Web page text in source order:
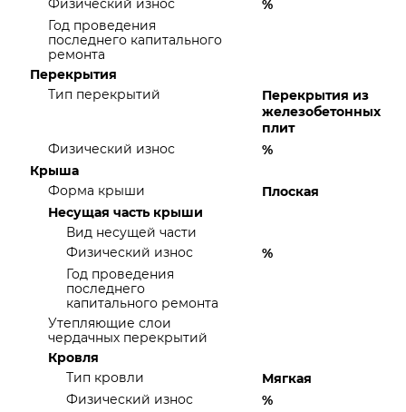
Физический износ
%
Год проведения
последнего капитального
ремонта
Перекрытия
Тип перекрытий
Перекрытия из
железобетонных
плит
Физический износ
%
Крыша
Форма крыши
Плоская
Несущая часть крыши
Вид несущей части
Физический износ
%
Год проведения
последнего
капитального ремонта
Утепляющие слои
чердачных перекрытий
Кровля
Тип кровли
Мягкая
Физический износ
%